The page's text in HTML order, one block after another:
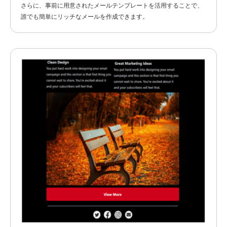
さらに、事前に用意されたメールテンプレートを活用することで、
誰でも簡単にリッチなメールを作成できます。